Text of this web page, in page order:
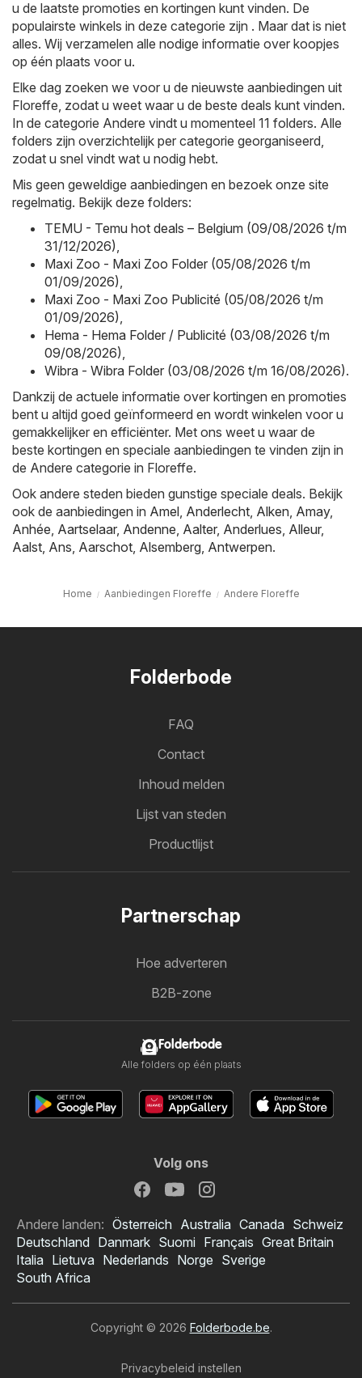
u de laatste promoties en kortingen kunt vinden. De
populairste winkels in deze categorie zijn . Maar dat is niet
alles. Wij verzamelen alle nodige informatie over koopjes
op één plaats voor u.
Elke dag zoeken we voor u de nieuwste aanbiedingen uit
Floreffe, zodat u weet waar u de beste deals kunt vinden.
In de categorie Andere vindt u momenteel 11 folders. Alle
folders zijn overzichtelijk per categorie georganiseerd,
zodat u snel vindt wat u nodig hebt.
Mis geen geweldige aanbiedingen en bezoek onze site
regelmatig. Bekijk deze folders:
TEMU - Temu hot deals – Belgium (09/08/2026 t/m
31/12/2026)
Maxi Zoo - Maxi Zoo Folder (05/08/2026 t/m
01/09/2026)
Maxi Zoo - Maxi Zoo Publicité (05/08/2026 t/m
01/09/2026)
Hema - Hema Folder / Publicité (03/08/2026 t/m
09/08/2026)
Wibra - Wibra Folder (03/08/2026 t/m 16/08/2026).
Dankzij de actuele informatie over kortingen en promoties
bent u altijd goed geïnformeerd en wordt winkelen voor u
gemakkelijker en efficiënter. Met ons weet u waar de
beste kortingen en speciale aanbiedingen te vinden zijn in
de Andere categorie in Floreffe.
Ook andere steden bieden gunstige speciale deals. Bekijk
ook de aanbiedingen in Amel Anderlecht Alken Amay,
Anhée Aartselaar, Andenne Aalter, Anderlues Alleur,
Aalst Ans Aarschot Alsemberg Antwerpen.
Home Aanbiedingen Floreffe Andere Floreffe
Folderbode
FAQ
Contact
Inhoud melden
Lijst van steden
Productlijst
Partnerschap
Hoe adverteren
B2B-zone
Folderbode
Alle folders op één plaats
Volg ons
Andere landen: Österreich Australia Canada Schweiz
Deutschland Danmark Suomi Français Great Britain
Italia Lietuva Nederlands Norge Sverige
South Africa
Copyright © 2026 Folderbode.be.
Privacybeleid instellen